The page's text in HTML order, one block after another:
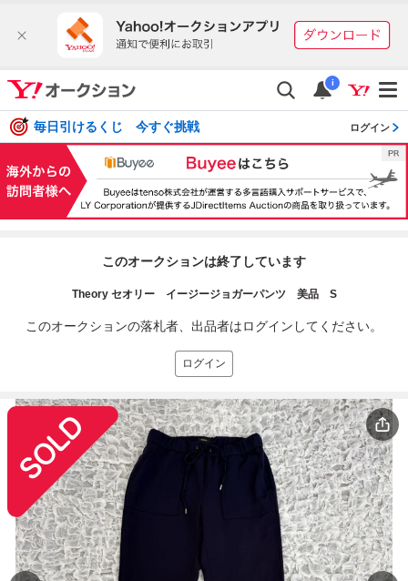
i
毎日引けるくじ 今すぐ挑戦 ログイン
このオークションは終了しています
Theory セオリー イージージョガーパンツ 美品 S
このオークションの落札者、出品者はログインしてください。
ログイン